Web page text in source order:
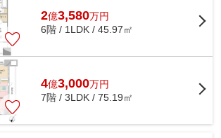
2億3,580万円
6階 / 1LDK / 45.97㎡
4億3,000万円
7階 / 3LDK / 75.19㎡